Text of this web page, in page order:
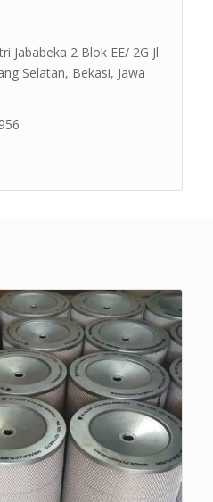
Jababeka 2 Blok EE/ 2G Jl.
Selatan, Bekasi, Jawa